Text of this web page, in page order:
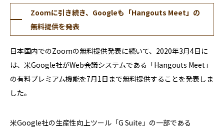
Zoomに引き続き、Googleも「Hangouts Meet」の
無料提供を発表
日本国内でのZoomの無料提供発表に続いて、2020年3月4日に
は、米Google社がWeb会議システムである「Hangouts Meet」
の有料プレミアム機能を7月1日まで無料提供することを発表しま
した。
米Google社の生産性向上ツール「G Suite」の一部である